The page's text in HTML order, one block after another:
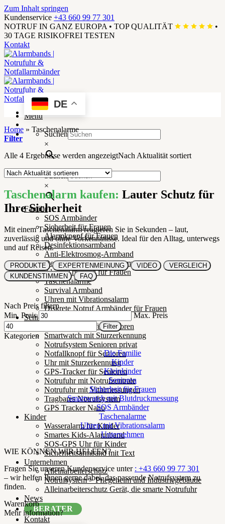
Zum Inhalt springen
Kundenservice +43 660 99 77 301
NOTRUF IN GANZ EUROPA • TOP QUALITÄT
•
30 TAGE RISIKOFREI TESTEN
Kontakt
Menü
Suchen
×
Suchen
×
Familie
SOS Armbänder
Sicherheit für Frauen
Alarmknopf für Frauen
Desinfektionsarmband
Anti-Elektrosmog-Armband
Design-Armband mit Alarm
Alarm Armband für Frauen
Taschenalarme
Survival Armband
Uhren mit Vibrationsalarm
Diskrete Notruf Armbänder für Frauen
Senioren
Notrufarmband für Senioren
Smartwatch mit Sturzerkennung
Notrufsystem Senioren privat
Notfallknopf für Senioren
Uhr mit Sturzerkennung
GPS-Tracker für Senioren
Notrufuhr mit Notrufzentrale
Notrufuhr mit Vitalmessungen
Tragbares Notrufsystem
GPS Tracker Nano
Kinder
Wasseralarm für Kinder
Smartes Kids-Alarmband
SOS-GPS Uhr für Kinder
Sicherheitsarmband mit Text
Unternehmen
Alleinarbeiterschutz
Notrufsystem > Pflegeheim und Industriegebäude
Alleinarbeiterschutz Gerät, die smarte Notrufuhr
News
BERATER
Kontakt
DE
Home » Taschenalarme
Filter
Alle 4 Ergebnisse werden angezeigtNach Aktualität sortiert
Taschenalarm kaufen: Lauter Schutz für
Ihre Sicherheit
Mit einem Taschenalarm reagieren Sie in Sekunden – laut,
zuverlässig und ohne Vorkenntnisse. Ideal für den Alltag, unterwegs
und auf Reisen.
PRODUKTE EXPERTENMEINUNG VIDEO
VERGLEICH
KUNDENSTIMMEN
FAQ
Nach Preis filtern
Min. Preis
Max. Preis
Filter
Kategorien
Die Familie
Kinder
Kleinkinder
Senioren
Sicherheit für Frauen
Smartwatch mit Blutdruckmessung
SOS Armbänder
Taschenalarme
Uhren mit Vibrationsalarm
Unternehmen
WIE KÖNNEN WIR HELFEN?
Fragen Sie unseren Kundenservice unter : +43 660 99 77 301
– wir helfen Ihnen gerne dabei, das passende Notrufsystem zu
finden.
Warenkorb
Mehr information?